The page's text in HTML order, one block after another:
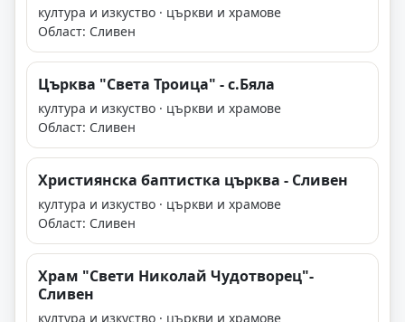
култура и изкуство · църкви и храмове
Област: Сливен
Църква "Света Троица" - с.Бяла
култура и изкуство · църкви и храмове
Област: Сливен
Християнска баптистка църква - Сливен
култура и изкуство · църкви и храмове
Област: Сливен
Храм "Свети Николай Чудотворец"-
Сливен
култура и изкуство · църкви и храмове